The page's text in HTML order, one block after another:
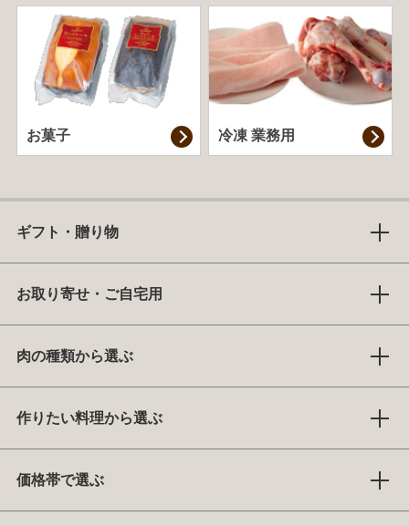
お菓子 冷凍 業務用
ギフト・贈り物
お取り寄せ・ご自宅用
肉の種類から選ぶ
作りたい料理から選ぶ
価格帯で選ぶ